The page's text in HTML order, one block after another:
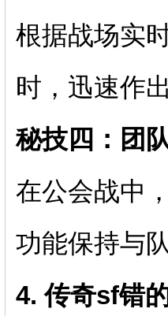
根据战场实
时，迅速作
秘技四：团
在公会战中
功能保持与
4. 传奇sf错